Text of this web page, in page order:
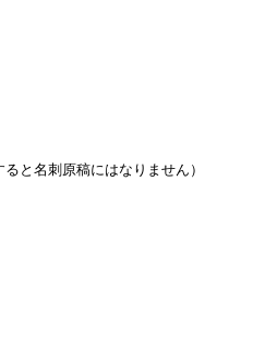
と名刺原稿にはなりません）